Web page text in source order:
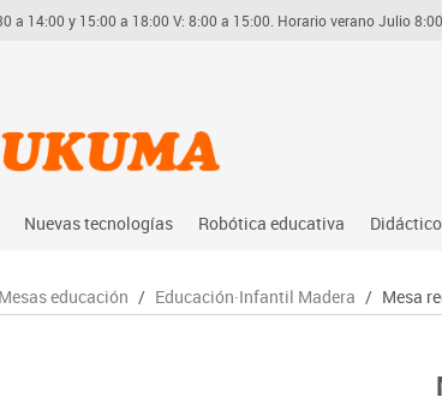
a 14:00 y 15:00 a 18:00 V: 8:00 a 15:00. Horario verano Julio
Nuevas tecnologías
Audio
Robótica educativa
Arduino
Didáctico
Mesas educación / Educación·Infantil Madera / Mesa